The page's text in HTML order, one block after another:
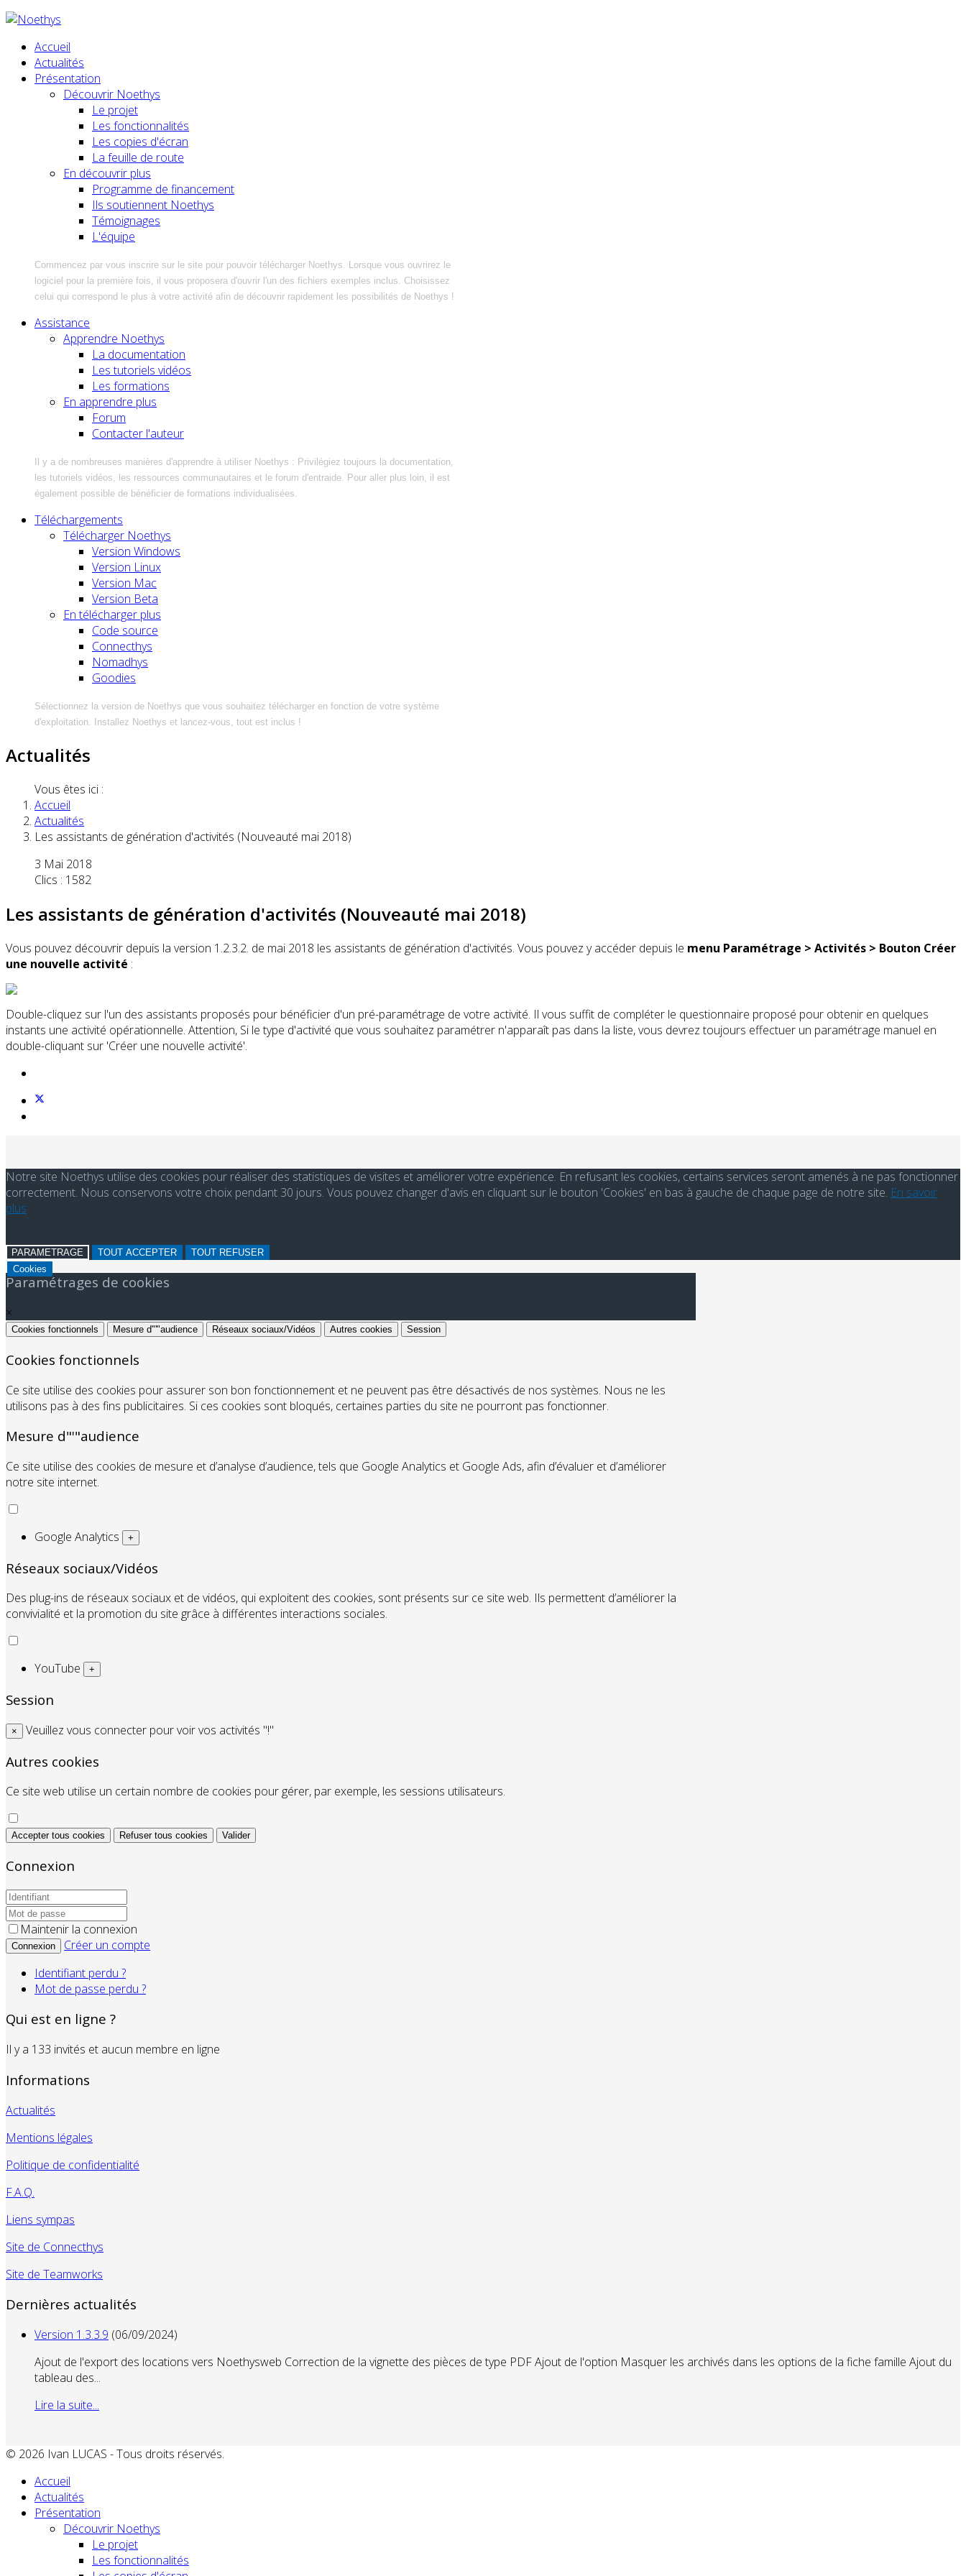
Accueil
Actualités
Présentation
Découvrir Noethys
Le projet
Les fonctionnalités
Les copies d'écran
La feuille de route
En découvrir plus
Programme de financement
Ils soutiennent Noethys
Témoignages
L'équipe
Commencez par vous inscrire sur le site pour pouvoir télécharger Noethys. Lorsque vous ouvrirez le
logiciel pour la première fois, il vous proposera d'ouvrir l'un des fichiers exemples inclus. Choisissez
celui qui correspond le plus à votre activité afin de découvrir rapidement les possibilités de Noethys !
Assistance
Apprendre Noethys
La documentation
Les tutoriels vidéos
Les formations
En apprendre plus
Forum
Contacter l'auteur
Il y a de nombreuses manières d'apprendre à utiliser Noethys : Privilégiez toujours la documentation,
les tutoriels vidéos, les ressources communautaires et le forum d'entraide. Pour aller plus loin, il est
également possible de bénéficier de formations individualisées.
Téléchargements
Télécharger Noethys
Version Windows
Version Linux
Version Mac
Version Beta
En télécharger plus
Code source
Connecthys
Nomadhys
Goodies
Sélectionnez la version de Noethys que vous souhaitez télécharger en fonction de votre système
d'exploitation. Installez Noethys et lancez-vous, tout est inclus !
Actualités
Vous êtes ici :
Accueil
Actualités
Les assistants de génération d'activités (Nouveauté mai 2018)
3 Mai 2018
Clics : 1582
Les assistants de génération d'activités (Nouveauté mai 2018)
Vous pouvez découvrir depuis la version 1.2.3.2. de mai 2018 les assistants de génération d'activités. Vous pouvez y accéder depuis le menu Paramétrage > Activités > Bouton Créer
une nouvelle activité :
Double-cliquez sur l'un des assistants proposés pour bénéficier d'un pré-paramétrage de votre activité. Il vous suffit de compléter le questionnaire proposé pour obtenir en quelques
instants une activité opérationnelle. Attention, Si le type d'activité que vous souhaitez paramétrer n'apparaît pas dans la liste, vous devrez toujours effectuer un paramétrage manuel en
double-cliquant sur 'Créer une nouvelle activité'.
Notre site Noethys utilise des cookies pour réaliser des statistiques de visites et améliorer votre expérience. En refusant les cookies, certains services seront amenés à ne pas fonctionner
correctement. Nous conservons votre choix pendant 30 jours. Vous pouvez changer d'avis en cliquant sur le bouton 'Cookies' en bas à gauche de chaque page de notre site. En savoir
plus
PARAMETRAGE TOUT ACCEPTER
TOUT REFUSER
Cookies
Paramétrages de cookies
×
Cookies fonctionnels Mesure d"'"audience Réseaux sociaux/Vidéos Autres cookies Session
Cookies fonctionnels
Ce site utilise des cookies pour assurer son bon fonctionnement et ne peuvent pas être désactivés de nos systèmes. Nous ne les
utilisons pas à des fins publicitaires. Si ces cookies sont bloqués, certaines parties du site ne pourront pas fonctionner.
Mesure d"'"audience
Ce site utilise des cookies de mesure et d’analyse d’audience, tels que Google Analytics et Google Ads, afin d’évaluer et d’améliorer
notre site internet.
Google Analytics +
Réseaux sociaux/Vidéos
Des plug-ins de réseaux sociaux et de vidéos, qui exploitent des cookies, sont présents sur ce site web. Ils permettent d’améliorer la
convivialité et la promotion du site grâce à différentes interactions sociales.
YouTube +
Session
× Veuillez vous connecter pour voir vos activités "!"
Autres cookies
Ce site web utilise un certain nombre de cookies pour gérer, par exemple, les sessions utilisateurs.
Accepter tous cookies Refuser tous cookies Valider
Connexion
Maintenir la connexion
Connexion
Créer un compte
Identifiant perdu ?
Mot de passe perdu ?
Qui est en ligne ?
Il y a 133 invités et aucun membre en ligne
Informations
Actualités
Mentions légales
Politique de confidentialité
F.A.Q.
Liens sympas
Site de Connecthys
Site de Teamworks
Dernières actualités
Version 1.3.3.9 (06/09/2024)
Ajout de l'export des locations vers Noethysweb Correction de la vignette des pièces de type PDF Ajout de l'option Masquer les archivés dans les options de la fiche famille Ajout du
tableau des...
Lire la suite...
© 2026 Ivan LUCAS - Tous droits réservés.
Accueil
Actualités
Présentation
Découvrir Noethys
Le projet
Les fonctionnalités